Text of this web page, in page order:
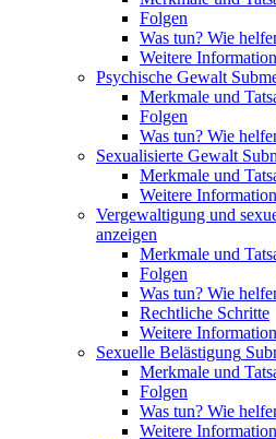
Folgen
Was tun? Wie
Weitere
Psychische Gewalt
Merkmale und
Folgen
Was tun? Wie
Sexualisierte Gewalt
Merkmale und
Weitere
Vergewaltigung und
anzeigen
Merkmale und
Folgen
Was tun? Wie
Rechtliche Schritte
Weitere
Sexuelle Belästigung
Merkmale und
Folgen
Was tun? Wie
Weitere